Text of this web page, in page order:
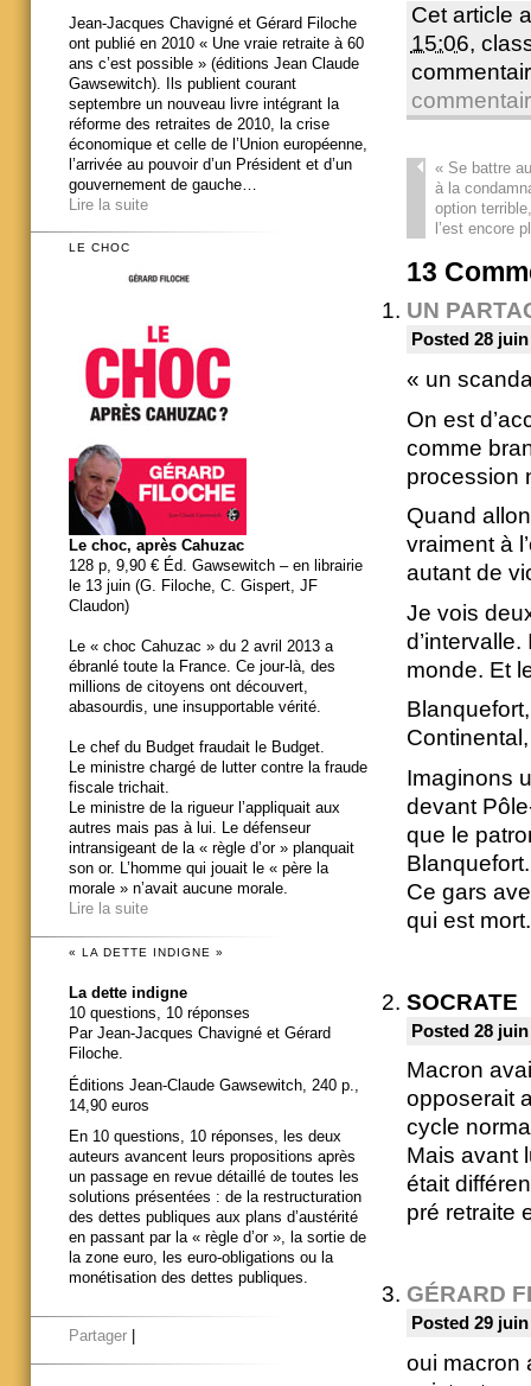
Cet article
15:06,
«Se battre
à la
option
l’est encore
13
UN
Posted 28
« un
On est
comme
procession
Quand
vraiment à
autant de
Je vois
monde. Et
Imaginons
devant
que le
Ce gars
qui est mort.
SOCRATE
Posted 28
Macron
opposerait
cycle
Mais avant
était
pré retraite
GÉRARD
Posted 29
oui macron
Jean-Jacques Chavigné et Gérard Filoche
ont publié en 2010 « Une vraie retraite à 60
ans c’est possible » (éditions Jean Claude
Gawsewitch). Ils publient courant
septembre un nouveau livre intégrant la
réforme des retraites de 2010, la crise
économique et celle de l’Union européenne,
l’arrivée au pouvoir d’un Président et d’un
gouvernement de gauche…
Lire la suite
LE CHOC
Le choc, après Cahuzac
128 p, 9,90 € Éd. Gawsewitch – en librairie
le 13 juin (G. Filoche, C. Gispert, JF
Claudon)
Le « choc Cahuzac » du 2 avril 2013 a
ébranlé toute la France. Ce jour-là, des
millions de citoyens ont découvert,
abasourdis, une insupportable vérité.
Le chef du Budget fraudait le Budget.
Le ministre chargé de lutter contre la fraude
fiscale trichait.
Le ministre de la rigueur l’appliquait aux
autres mais pas à lui. Le défenseur
intransigeant de la « règle d’or » planquait
son or. L’homme qui jouait le « père la
morale » n’avait aucune morale.
Lire la suite
« LA DETTE INDIGNE »
La dette indigne
10 questions, 10 réponses
Par Jean-Jacques Chavigné et Gérard
Filoche.
Éditions Jean-Claude Gawsewitch, 240 p.,
14,90 euros
En 10 questions, 10 réponses, les deux
auteurs avancent leurs propositions après
un passage en revue détaillé de toutes les
solutions présentées : de la restructuration
des dettes publiques aux plans d’austérité
en passant par la « règle d’or », la sortie de
la zone euro, les euro-obligations ou la
monétisation des dettes publiques.
Partager